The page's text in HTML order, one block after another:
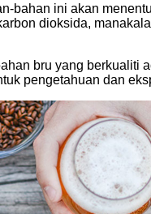
bahan ini akan
dioksida,
bru yang
pengetahuan dan